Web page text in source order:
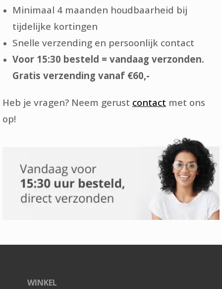
Minimaal 4 maanden houdbaarheid bij
tijdelijke kortingen
Snelle verzending en persoonlijk contact
Voor 15:30 besteld = vandaag verzonden.
Gratis verzending vanaf €60,-
Heb je vragen? Neem gerust contact met ons
op!
WINKEL